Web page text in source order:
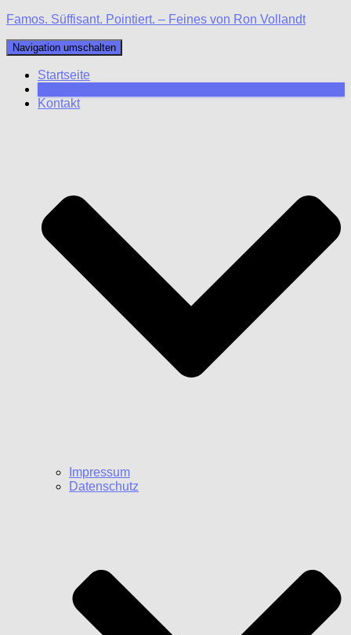
Famos. Süffisant. Pointiert. – Feines von Ron Vollandt
Navigation umschalten
Startseite
Kontakt
Impressum
Datenschutz